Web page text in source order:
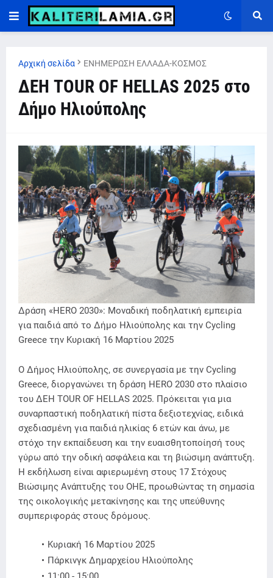
Αρχική σελίδα ΕΝΗΜΕΡΩΣΗ ΕΛΛΑΔΑ-ΚΟΣΜΟΣ
ΔΕΗ TOUR OF HELLAS 2025 στο
Δήμο Ηλιούπολης
Δράση «HERO 2030»: Μοναδική ποδηλατική εμπειρία
για παιδιά από το Δήμο Ηλιούπολης και την Cycling
Greece την Κυριακή 16 Μαρτίου 2025
Ο Δήμος Ηλιούπολης, σε συνεργασία με την Cycling
Greece, διοργανώνει τη δράση HERO 2030 στο πλαίσιο
του ΔΕΗ TOUR OF HELLAS 2025. Πρόκειται για μια
συναρπαστική ποδηλατική πίστα δεξιοτεχνίας, ειδικά
σχεδιασμένη για παιδιά ηλικίας 6 ετών και άνω, με
στόχο την εκπαίδευση και την ευαισθητοποίησή τους
γύρω από την οδική ασφάλεια και τη βιώσιμη ανάπτυξη.
Η εκδήλωση είναι αφιερωμένη στους 17 Στόχους
Βιώσιμης Ανάπτυξης του ΟΗΕ, προωθώντας τη σημασία
της οικολογικής μετακίνησης και της υπεύθυνης
συμπεριφοράς στους δρόμους.
Κυριακή 16 Μαρτίου 2025
Πάρκινγκ Δημαρχείου Ηλιούπολης